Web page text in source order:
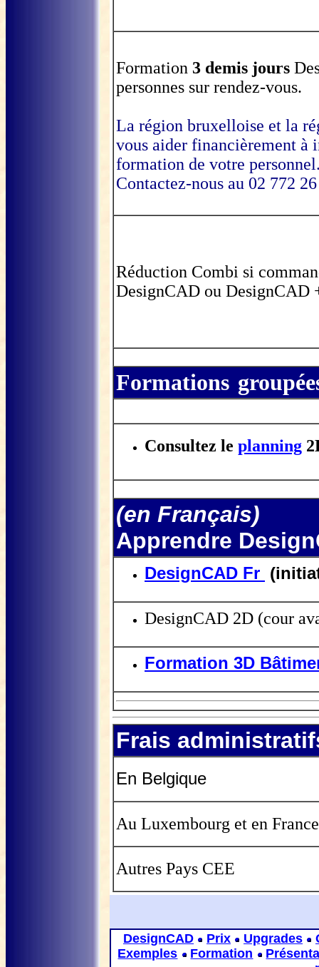
Formation 3 demis jours
personnes sur rendez-vous.
La région bruxelloise et la
vous aider financièrement à
formation de votre
Contactez-nous au 02 772
Réduction Combi si
DesignCAD ou DesignCAD
Formations
Consultez le planning
(en Français)
Apprendre
DesignCAD Fr
DesignCAD 2D (cour
Formation 3D
Frais
En Belgique
Au Luxembourg et en
Autres Pays CEE
DesignCAD Prix Upgrades
Exemples
Formation